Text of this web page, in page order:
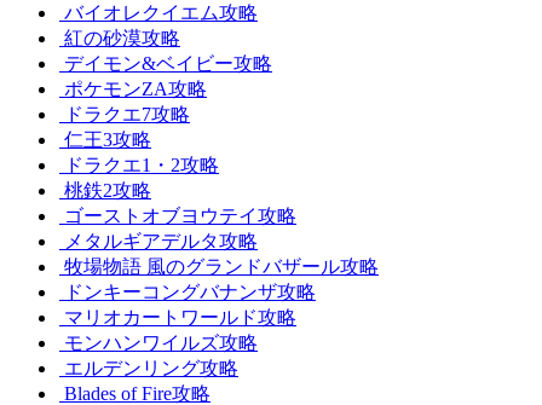
バイオレクイエム攻略
紅の砂漠攻略
デイモン&ベイビー攻略
ポケモンZA攻略
ドラクエ7攻略
仁王3攻略
ドラクエ1・2攻略
桃鉄2攻略
ゴーストオブヨウテイ攻略
メタルギアデルタ攻略
牧場物語 風のグランドバザール攻略
ドンキーコングバナンザ攻略
マリオカートワールド攻略
モンハンワイルズ攻略
エルデンリング攻略
Blades of Fire攻略